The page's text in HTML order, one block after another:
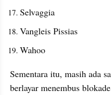
Selvaggia
Vangleis Pissias
Wahoo
Sementara itu, masih ada
berlayar menembus